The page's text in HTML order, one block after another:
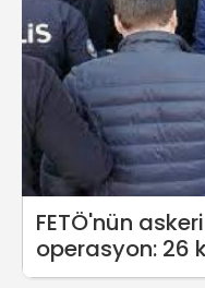
FETÖ'nün
operasyon: 26